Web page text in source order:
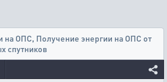
на ОПС, Получение энергии на ОПС от
спутников